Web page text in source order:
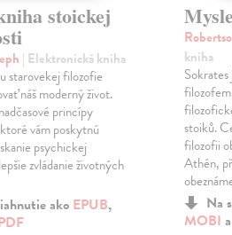
stoickej
| Elektronická kniha
starovekej filozofie
náš moderný život.
princípy
vám poskytnú
psychickej
zvládanie životných
ako EPUB,
kniha
stoiků.
filozofii
Athén,
Na
MOBI a